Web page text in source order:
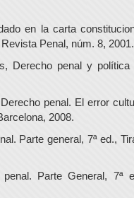
en la carta
Penal, núm. 8, 2001.
Derecho penal y política
penal. El error
2008.
Parte general, 7ª ed.,
Parte General, 7ª